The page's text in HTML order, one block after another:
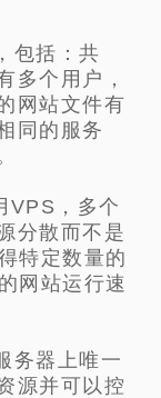
包括：共
多个用户，
网站文件有
同的服务
VPS，多个
分散而不是
特定数量的
网站运行速
务器上唯一
源并可以控